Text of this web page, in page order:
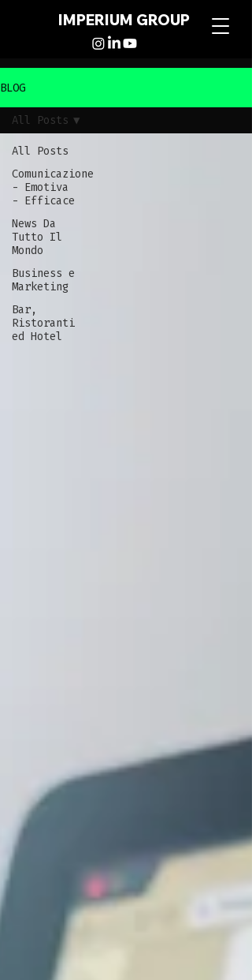
IMPERIUM GROUP
BLOG
All Posts
Comunicazione
- Emotiva
- Efficace
News Da
Tutto Il
Mondo
Business e
Marketing
Bar,
Ristoranti
ed Hotel
All Posts